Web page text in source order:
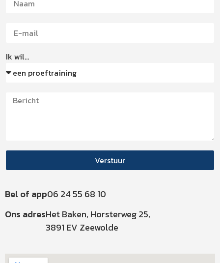
Ik wil...
Verstuur
Bel of app06 24 55 68 10
Ons adresHet Baken, Horsterweg 25,
3891 EV Zeewolde